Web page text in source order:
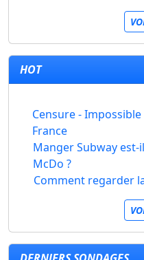
HOT
Censure -
France
Manger Subway
McDo ?
Comment regarder